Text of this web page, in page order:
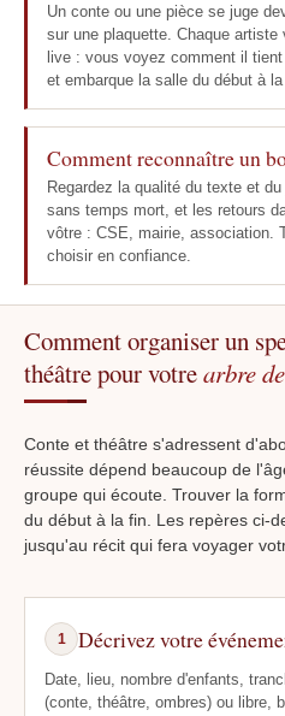
Un conte ou une pièce se juge
sur une plaquette. Chaque
live : vous voyez comment il
et embarque la salle du début à la
Comment reconnaître un
Regardez la qualité du texte et
sans temps mort, et les retours
vôtre : CSE, mairie, association.
choisir en confiance.
Comment organiser un
théâtre pour votrearbre
Conte et théâtre s'adressent
réussite dépend beaucoup de
groupe qui écoute. Trouver la
du début à la fin. Les repères ci-
jusqu'au récit qui fera voyager
1 Décrivez votre
Date, lieu, nombre d'enfants,
(conte, théâtre, ombres) ou libre,